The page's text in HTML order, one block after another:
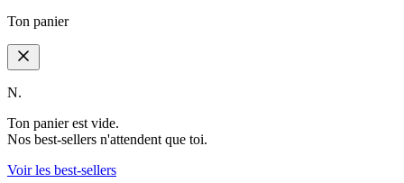
Ton panier
N.
Ton panier est vide.
Nos best-sellers n'attendent que toi.
Voir les best-sellers